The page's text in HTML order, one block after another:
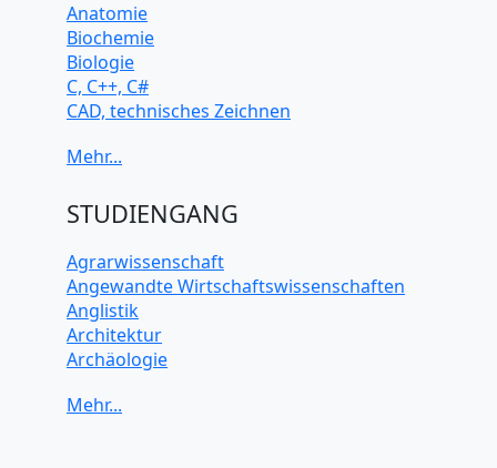
Anatomie
Biochemie
Biologie
C, C++, C#
CAD, technisches Zeichnen
Computerarchitektur
Elektrotechnik
Java
JavaScript
Künstliche Intelligenz
Latein
Makroökonomie
Mechanik
STUDIENGANG
Agrarwissenschaft
Angewandte Wirtschaftswissenschaften
Anglistik
Architektur
Archäologie
Biochemie Wissenschaften